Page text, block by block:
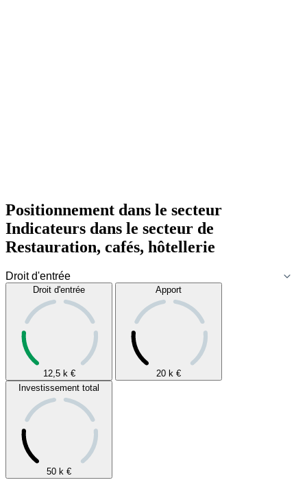
Positionnement dans le secteur
Indicateurs dans le secteur de
Restauration, cafés, hôtellerie
Droit d'entrée
12,5 k €
Apport
20 k €
Investissement total
50 k €